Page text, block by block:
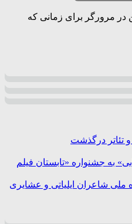
در مرورگر برای زمانی که
و تئاتر درگذشت
به جشنواره «تابستان فیلم
شاعران ایلیاتی و عشایری